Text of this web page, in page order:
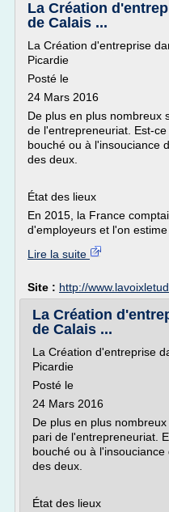
La Création
de Calais ...
La Création d'entreprise
Picardie
Posté le
24 Mars 2016
De plus en plus nombreux
de l'entrepreneuriat. Est-
bouché ou à l'insouciance
des deux.
État des lieux
En 2015, la France
d'employeurs et l'on estime
Lire la suite
Site : http://
La Création
de Calais ...
La Création d'entreprise
Picardie
Posté le
24 Mars 2016
De plus en plus
pari de l'entrepreneuriat.
bouché ou à
des deux.
État des lieux